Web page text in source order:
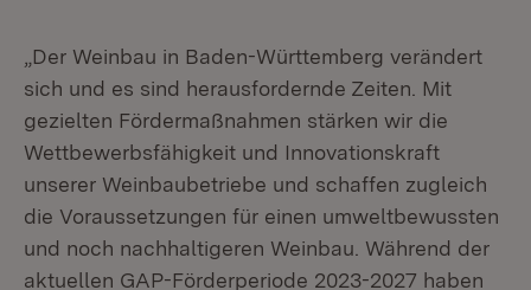
„Der Weinbau in Baden-Württemberg verändert
sich und es sind herausfordernde Zeiten. Mit
gezielten Fördermaßnahmen stärken wir die
Wettbewerbsfähigkeit und Innovationskraft
unserer Weinbaubetriebe und schaffen zugleich
die Voraussetzungen für einen umweltbewussten
und noch nachhaltigeren Weinbau. Während der
aktuellen GAP-Förderperiode 2023-2027 haben